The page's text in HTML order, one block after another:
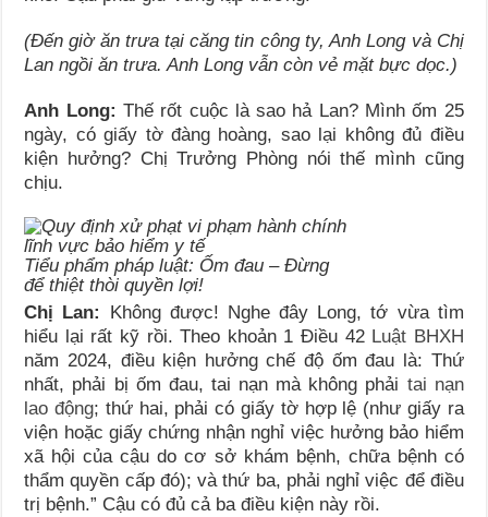
(Đến giờ ăn trưa tại căng tin công ty, Anh Long và Chị
Lan ngồi ăn trưa. Anh Long vẫn còn vẻ mặt bực dọc.)
Anh Long: Thế rốt cuộc là sao hả Lan? Mình ốm 25
ngày, có giấy tờ đàng hoàng, sao lại không đủ điều
kiện hưởng? Chị Trưởng Phòng nói thế mình cũng
chịu.
Tiểu phẩm pháp luật: Ốm đau – Đừng
để thiệt thòi quyền lợi!
Chị Lan:
Không được! Nghe đây Long, tớ vừa tìm
hiểu lại rất kỹ rồi. Theo khoản 1 Điều 42 Luật BHXH
năm 2024, điều kiện hưởng chế độ ốm đau là: Thứ
nhất, phải bị ốm đau, tai nạn mà không phải tai nạn
lao động; thứ hai, phải có giấy tờ hợp lệ (như giấy ra
viện hoặc giấy chứng nhận nghỉ việc hưởng bảo hiểm
xã hội của cậu do cơ sở khám bệnh, chữa bệnh có
thẩm quyền cấp đó); và thứ ba, phải nghỉ việc để điều
trị bệnh.” Cậu có đủ cả ba điều kiện này rồi.